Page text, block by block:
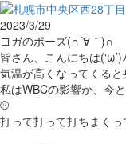
2023/3/29
ヨガのポーズ(∩´∀｀)∩
皆さん、こんにちは(‘ω’)ﾉ
気温が高くなってくる
私はWBCの影響か、今
⚾
打って打って打ちまく